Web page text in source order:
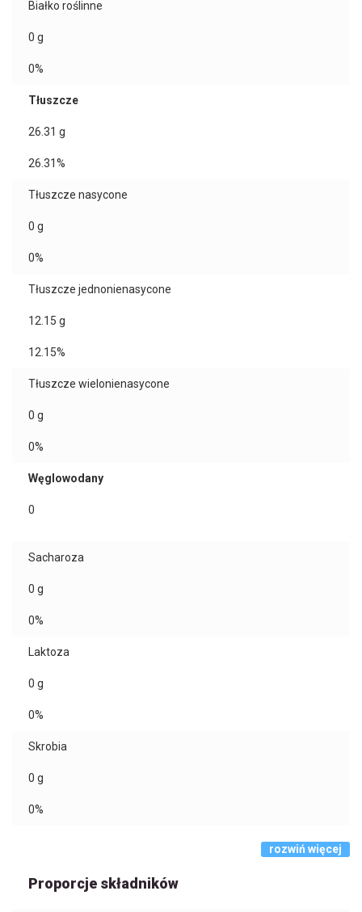
Białko roślinne
0 g
0%
Tłuszcze
26.31 g
26.31%
Tłuszcze nasycone
0 g
0%
Tłuszcze jednonienasycone
12.15 g
12.15%
Tłuszcze wielonienasycone
0 g
0%
Węglowodany
0
Sacharoza
0 g
0%
Laktoza
0 g
0%
Skrobia
0 g
0%
rozwiń więcej
Proporcje składników